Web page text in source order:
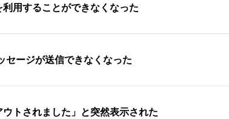
用することができなくなった
セージが送信できなくなった
ウトされました」と突然表示された